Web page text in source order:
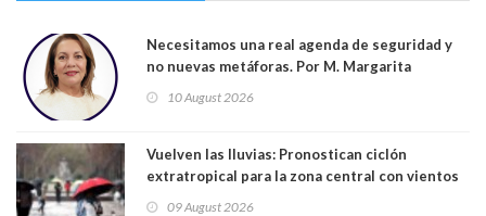
Necesitamos una real agenda de seguridad y
no nuevas metáforas. Por M. Margarita
10 August 2026
Vuelven las lluvias: Pronostican ciclón
extratropical para la zona central con vientos
09 August 2026